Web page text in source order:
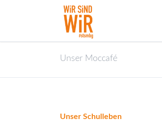
Unser Moccafé
Navigation
Unser Schulleben